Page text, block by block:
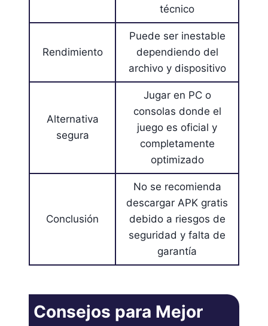
técnico
Rendimiento
Puede ser inestable
dependiendo del
archivo y dispositivo
Alternativa
segura
Jugar en PC o
consolas donde el
juego es oficial y
completamente
optimizado
Conclusión
No se recomienda
descargar APK gratis
debido a riesgos de
seguridad y falta de
garantía
Consejos para Mejor